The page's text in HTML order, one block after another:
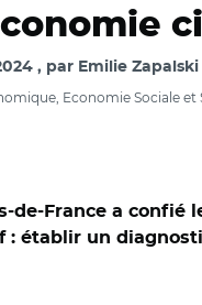
par Emilie
Economie Sociale
de-France a confié
: établir un